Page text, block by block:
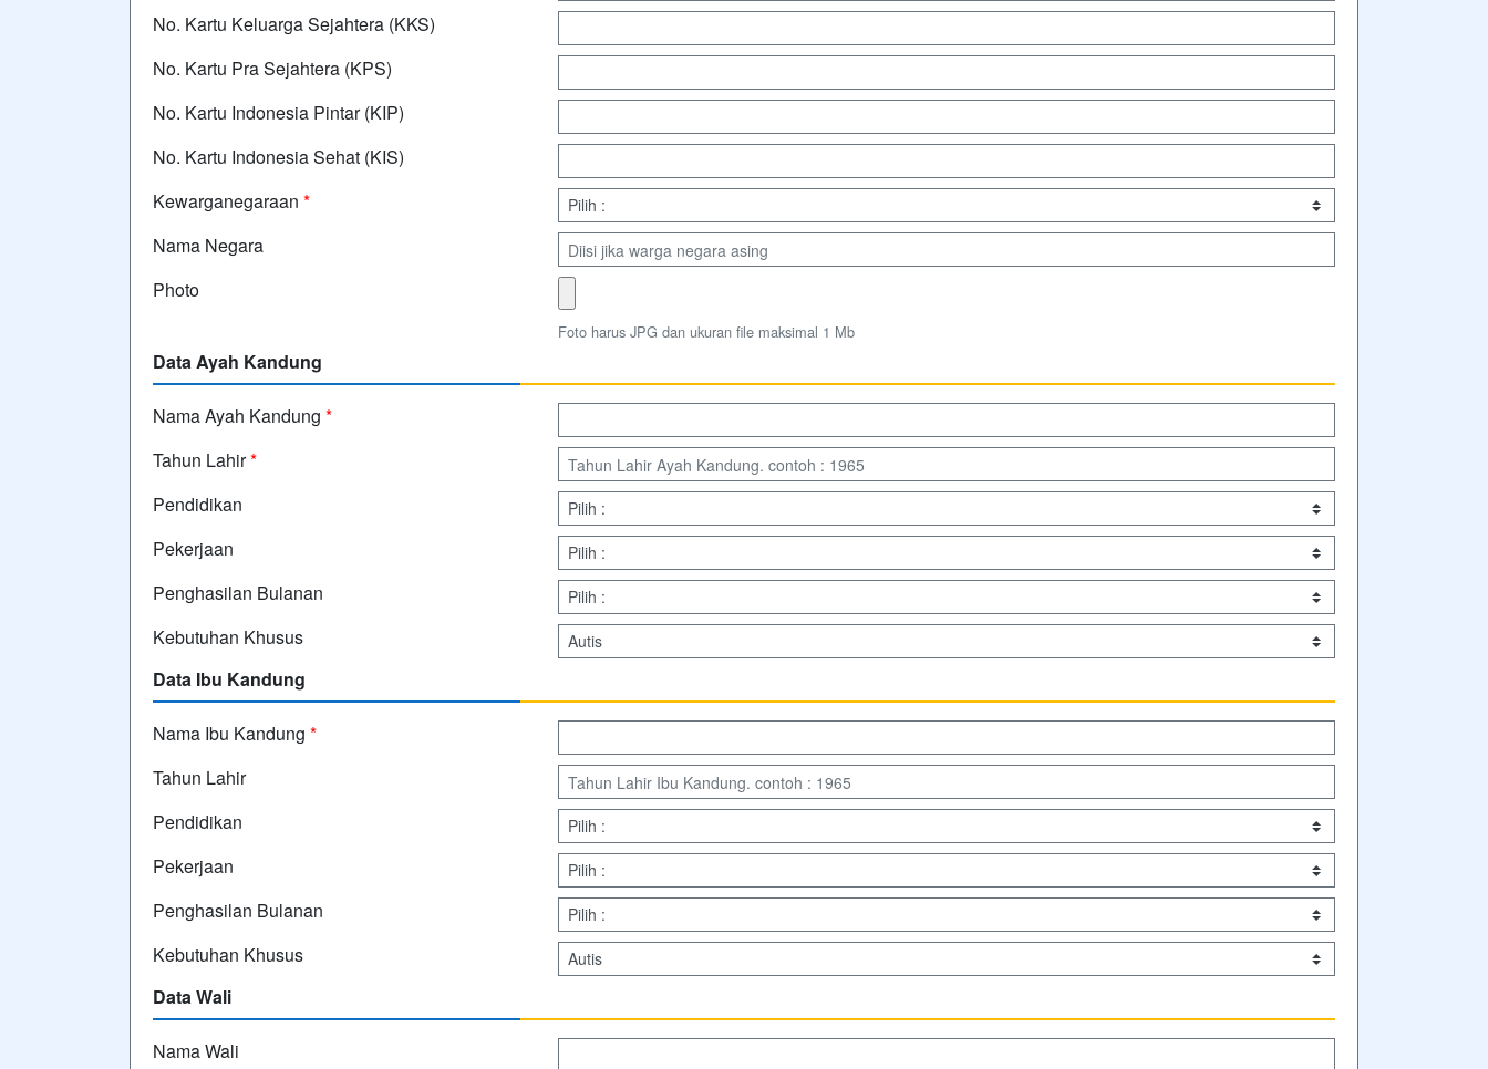
No. Kartu Keluarga Sejahtera (KKS)
No. Kartu Pra Sejahtera (KPS)
No. Kartu Indonesia Pintar (KIP)
No. Kartu Indonesia Sehat (KIS)
Kewarganegaraan *
Nama Negara
Photo
Foto harus JPG dan ukuran file maksimal 1 Mb
Data Ayah Kandung
Nama Ayah Kandung *
Tahun Lahir*
Pendidikan
Pekerjaan
Penghasilan Bulanan
Kebutuhan Khusus
Data Ibu Kandung
Nama Ibu Kandung *
Tahun Lahir
Pendidikan
Pekerjaan
Penghasilan Bulanan
Kebutuhan Khusus
Data Wali
Nama Wali